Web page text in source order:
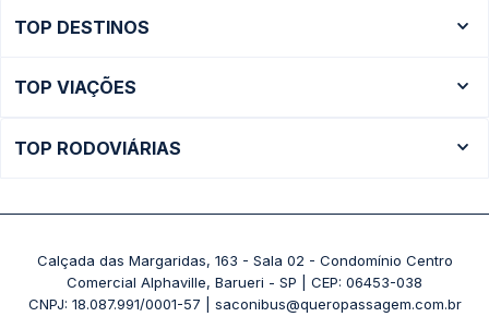
TOP DESTINOS
Ônibus São Paulo
TOP VIAÇÕES
Passagens Pássaro Marron
+ Viações
TOP RODOVIÁRIAS
Rodoviária Belo Horizonte - Gov. Israel Pinheiro (Tergip)
Rodoviária Curitiba
Calçada das Margaridas, 163 - Sala 02 - Condomínio Centro
Comercial Alphaville, Barueri - SP | CEP: 06453-038
CNPJ: 18.087.991/0001-57 | saconibus@queropassagem.com.br